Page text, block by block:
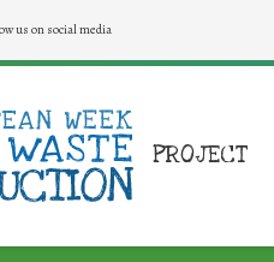
us on social media
PROJECT